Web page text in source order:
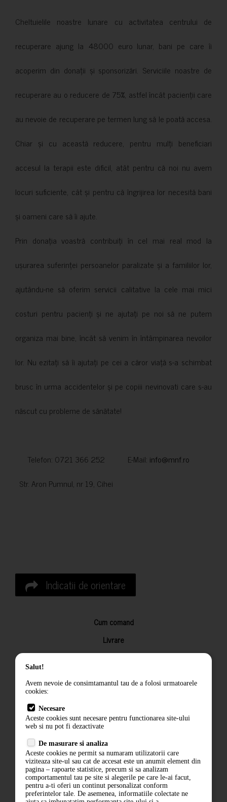
Cheltuielile noastre lunare cu activitatea centrului de
recuperare ajung la 48000 euro lunar, bani pe care îi
acoperim din donații și sponsorizări. Serviciile noastre de
recuperare au o reducere de 75%, astfel încât pacienții care
au nevoie de recuperare pe termen lung să le poată accesa.
Chiar și cu această reducere, pentru mulți beneficiari
accesul la terapii este dificil, atât pentru că noi nu avem
locuri suficiente, cât și pentru că îngrijirea lor necesită bani
și oameni care să îi ajute.
Prin donația voastră contribuiți în cel mai real mod la
ușurarea suferinței persoanelor paralizate și a familiilor lor,
ajutându-ne să oferim servicii calitative la cele mai mici
costuri pentru pacienți și ne ajutați pe noi să ne putem
organiza mai bine, încât să venim în întâmpinarea nevoilor
lor. Nu ezitați să îi ajutați pe cei a căror viață s-a schimbat
brusc în urma accidentelor și pe copiii nevinovati care s-au
născut cu probleme de sănătate!
Telefon: 0721 366 252 E-Mail: info@mnf.ro
Str. Aron Pumnul, nr 19, Cihei
Indicatii de orientare
Cum comand
Livrare
Returnarea produselor
Termeni si conditii
Politica de confidentialitate
ANPC
Salut!
Avem nevoie de consimtamantul tau de a folosi urmatoarele
cookies:
Necesare
Aceste cookies sunt necesare pentru functionarea site-ului
web si nu pot fi dezactivate
De masurare si analiza
Aceste cookies ne permit sa numaram utilizatorii care
viziteaza site-ul sau cat de accesat este un anumit element din
pagina – rapoarte statistice, precum si sa analizam
comportamentul tau pe site si alegerile pe care le-ai facut,
pentru a-ti oferi un continut personalizat conform
preferintelor tale. De asemenea, informatiile colectate ne